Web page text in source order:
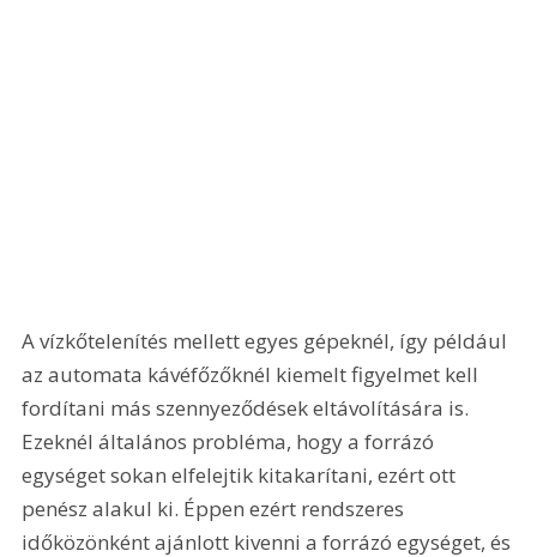
A vízkőtelenítés mellett egyes gépeknél, így például
az automata kávéfőzőknél kiemelt figyelmet kell
fordítani más szennyeződések eltávolítására is.
Ezeknél általános probléma, hogy a forrázó
egységet sokan elfelejtik kitakarítani, ezért ott
penész alakul ki. Éppen ezért rendszeres
időközönként ajánlott kivenni a forrázó egységet, és